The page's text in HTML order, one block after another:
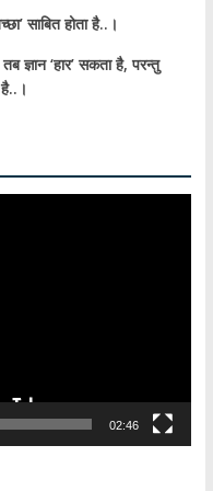
साबित होता है..।
तब ज्ञान ‘हार’ सकता है,परन्तु
है..।
02:46